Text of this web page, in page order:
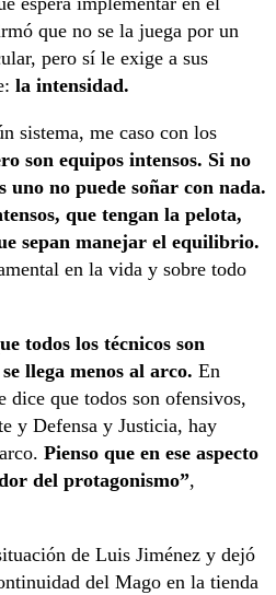
que no se la juega por un
pero sí le exige a sus
la intensidad.
sistema, me caso con los
son equipos intensos. Si no
uno no puede soñar con nada.
que tengan la pelota,
sepan manejar el equilibrio.
en la vida y sobre todo
todos los técnicos son
llega menos al arco. En
dice que todos son ofensivos,
y Defensa y Justicia, hay
Pienso que en ese aspecto
del protagonismo”,
de Luis Jiménez y dejó
del Mago en la tienda